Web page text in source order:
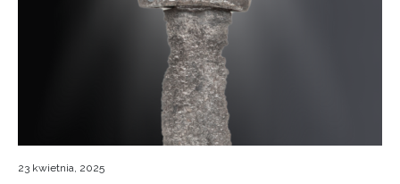
23 kwietnia, 2025